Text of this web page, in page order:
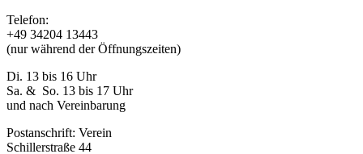
Telefon:
+49 34204 13443
(nur während der Öffnungszeiten)
Di. 13 bis 16 Uhr
Sa. & So. 13 bis 17 Uhr
und nach Vereinbarung
Postanschrift: Verein
Schillerstraße 44